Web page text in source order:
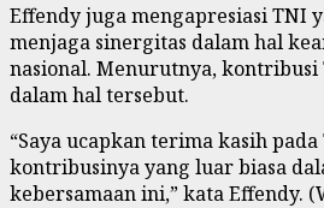
Effendy juga mengapresiasi TNI
menjaga sinergitas dalam hal
nasional. Menurutnya,
dalam hal tersebut.
“Saya ucapkan terima kasih pada
kontribusinya yang luar biasa
kebersamaan ini,” kata Effendy.